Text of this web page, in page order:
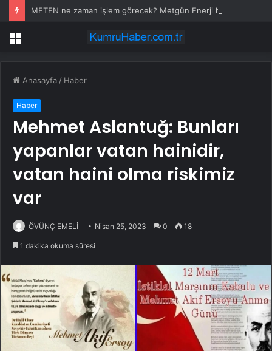
Menü
Anasayfa / Haber
Haber
Mehmet Aslantuğ: Bunları
yapanlar vatan hainidir,
vatan haini olma riskimiz
var
ÖVÜNÇ EMELİ Nisan 25, 2023 0 18
1 dakika okuma süresi